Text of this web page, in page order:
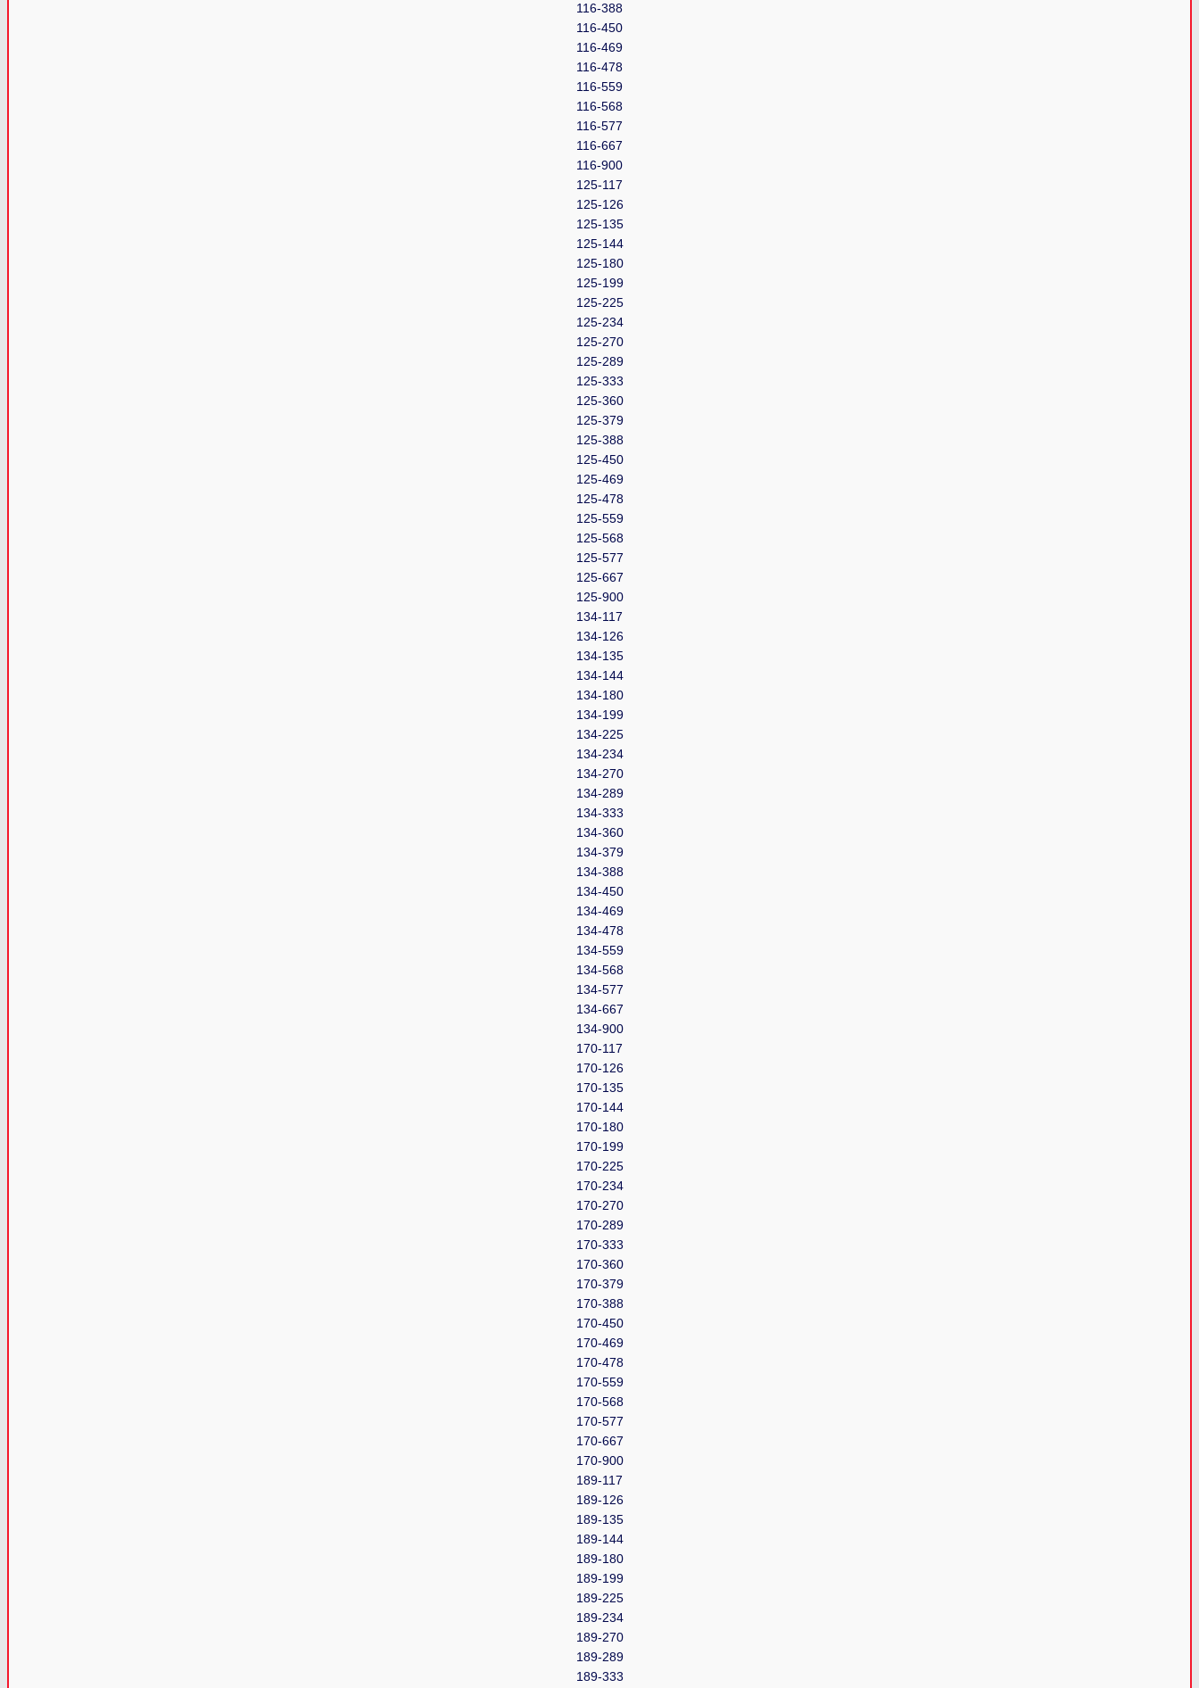
116-388
116-450
116-469
116-478
116-559
116-568
116-577
116-667
116-900
125-117
125-126
125-135
125-144
125-180
125-199
125-225
125-234
125-270
125-289
125-333
125-360
125-379
125-388
125-450
125-469
125-478
125-559
125-568
125-577
125-667
125-900
134-117
134-126
134-135
134-144
134-180
134-199
134-225
134-234
134-270
134-289
134-333
134-360
134-379
134-388
134-450
134-469
134-478
134-559
134-568
134-577
134-667
134-900
170-117
170-126
170-135
170-144
170-180
170-199
170-225
170-234
170-270
170-289
170-333
170-360
170-379
170-388
170-450
170-469
170-478
170-559
170-568
170-577
170-667
170-900
189-117
189-126
189-135
189-144
189-180
189-199
189-225
189-234
189-270
189-289
189-333